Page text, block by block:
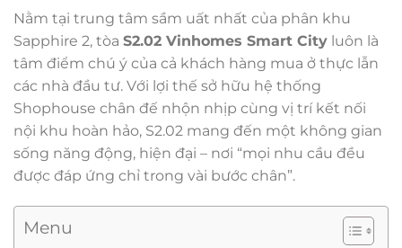
Nằm tại trung tâm sầm uất nhất của phân khu
Sapphire 2, tòa S2.02 Vinhomes Smart City luôn là
tâm điểm chú ý của cả khách hàng mua ở thực lẫn
các nhà đầu tư. Với lợi thế sở hữu hệ thống
Shophouse chân đế nhộn nhịp cùng vị trí kết nối
nội khu hoàn hảo, S2.02 mang đến một không gian
sống năng động, hiện đại – nơi “mọi nhu cầu đều
được đáp ứng chỉ trong vài bước chân”.
Menu